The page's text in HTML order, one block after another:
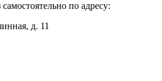
по адресу:
д. 11